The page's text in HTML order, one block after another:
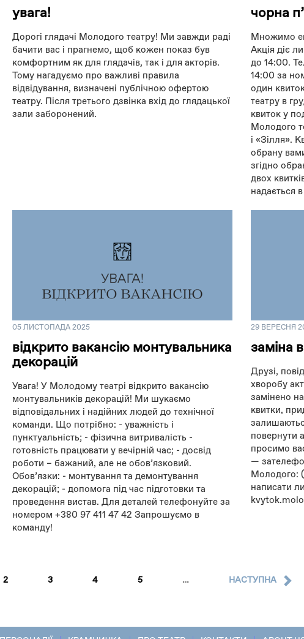
увага!
Дорогі глядачі Молодого театру! Ми завжди раді
бачити вас і прагнемо, щоб кожен показ був
комфортним як для глядачів, так і для акторів.
Тому нагадуємо про важливі правила
відвідування, визначені публічною офертою
театру. Після третього дзвінка вхід до глядацької
зали заборонений.
чорна
Множимо
Акція діє
до 14:00.
14:00 за
один
театру в
квиток у
Молодого
і «Зілля».
обрану
згідно
двох
надається
05 ЛИСТОПАДА 2025
відкрито вакансію монтувальника
декорацій
Увага! У Молодому театрі відкрито вакансію
монтувальників декорацій! Ми шукаємо
відповідальних і надійних людей до технічної
команди. Що потрібно: - уважність і
пунктуальність; - фізична витривалість -
готовність працювати у вечірній час; - досвід
роботи – бажаний, але не обовʼязковий.
Обовʼязки: - монтування та демонтування
декорацій; - допомога під час підготовки та
проведення вистав. Для деталей телефонуйте за
номером +380 97 411 47 42 Запрошуємо в
команду!
29 ВЕРЕСНЯ
заміна
Друзі,
хворобу
замінено
квитки,
повернути
просимо
—
Молодого:
написати
2 3 4 5 … НАСТУПНА